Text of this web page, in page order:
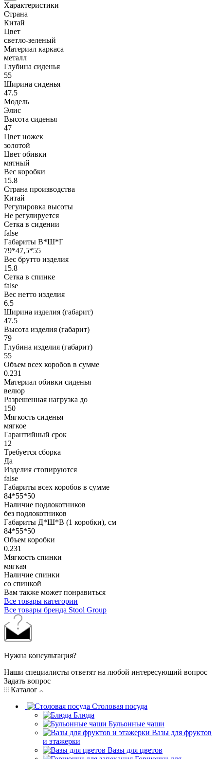
Характеристики
Страна
Китай
Цвет
светло-зеленый
Материал каркаса
металл
Глубина сиденья
55
Ширина сиденья
47.5
Модель
Элис
Высота сиденья
47
Цвет ножек
золотой
Цвет обивки
мятный
Вес коробки
15.8
Страна производства
Китай
Регулировка высоты
Не регулируется
Сетка в сидении
false
Габариты В*Ш*Г
79*47,5*55
Вес брутто изделия
15.8
Сетка в спинке
false
Вес нетто изделия
6.5
Ширина изделия (габарит)
47.5
Высота изделия (габарит)
79
Глубина изделия (габарит)
55
Объем всех коробов в сумме
0.231
Материал обивки сиденья
велюр
Разрешенная нагрузка до
150
Мягкость сиденья
мягкое
Гарантийный срок
12
Требуется сборка
Да
Изделия стопируются
false
Габариты всех коробов в сумме
84*55*50
Наличие подлокотников
без подлокотников
Габариты Д*Ш*В (1 коробки), см
84*55*50
Объем коробки
0.231
Мягкость спинки
мягкая
Наличие спинки
со спинкой
Вам также может понравиться
Все товары категории
Все товары бренда Stool Group
Нужна консультация?
Наши специалисты ответят на любой интересующий вопрос
Задать вопрос
Каталог
Столовая посуда
Блюда
Бульонные чаши
Вазы для фруктов
и этажерки
Вазы для цветов